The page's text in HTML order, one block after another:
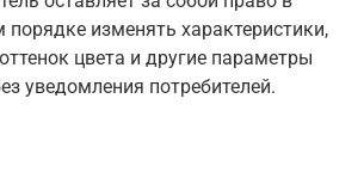
порядке изменять характеристики,
цвета и другие параметры
уведомления потребителей.